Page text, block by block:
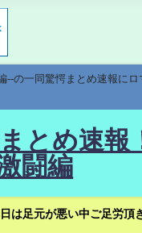
の一同驚愕まとめ速報に
とめ速報
闘編
足元が悪い中ご足労頂